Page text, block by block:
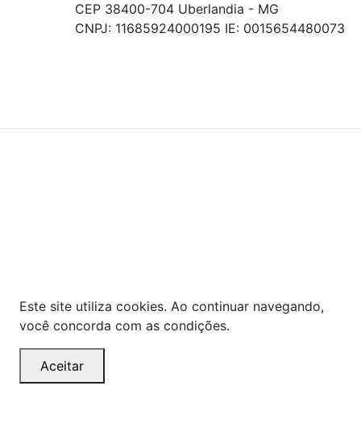
CEP 38400-704 Uberlandia - MG
CNPJ: 11685924000195 IE: 0015654480073
Este site utiliza cookies. Ao continuar navegando,
você concorda com as condições.
Aceitar